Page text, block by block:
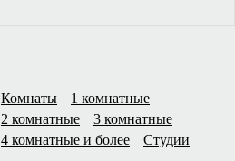
Комнаты
1 комнатные
2 комнатные
3 комнатные
4 комнатные и более
Студии